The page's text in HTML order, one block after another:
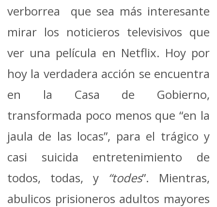
verborrea que sea más interesante
mirar los noticieros televisivos que
ver una película en Netflix. Hoy por
hoy la verdadera acción se encuentra
en la Casa de Gobierno,
transformada poco menos que “en la
jaula de las locas”, para el trágico y
casi suicida entretenimiento de
todos, todas, y “todes”. Mientras,
abulicos prisioneros adultos mayores